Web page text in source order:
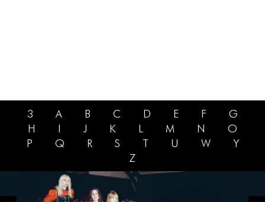
3 A B C D E F
G
H
I J K L M N
O
P
Q R S T U W
Y
Z